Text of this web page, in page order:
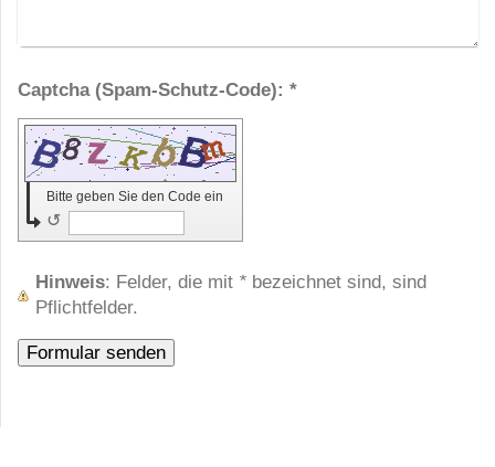
Captcha (Spam-Schutz-Code): *
Bitte geben Sie den Code ein
↺
Hinweis : Felder, die mit * bezeichnet sind, sind
Pflichtfelder.